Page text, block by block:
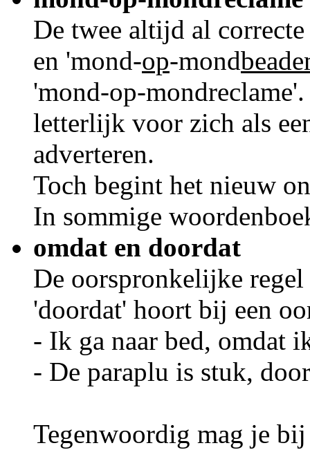
De twee altijd al
en 'mond-op-mond
'mond-op-
letterlijk voor zich als
adverteren.
Toch begint het nieuw
In sommige
omdat en doordat
De oorspronkelijke
'doordat' hoort bij een
- Ik ga naar bed, omdat
- De paraplu is stuk,
Tegenwoordig mag je